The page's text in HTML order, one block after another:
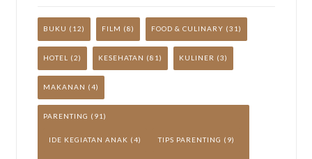
BUKU (12) FILM (8) FOOD & CULINARY (31)
HOTEL (2) KESEHATAN (81) KULINER (3)
MAKANAN (4)
PARENTING (91)
IDE KEGIATAN ANAK (4) TIPS PARENTING (9)